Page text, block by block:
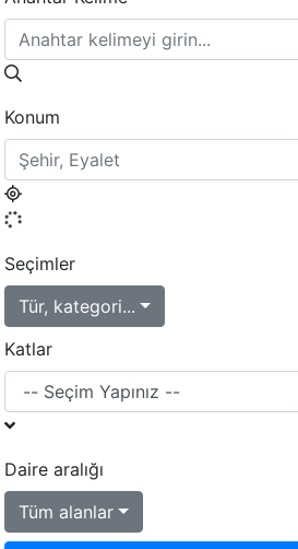
Konum
Seçimler
Tür, kategori...
Katlar
Daire aralığı
Tüm alanlar